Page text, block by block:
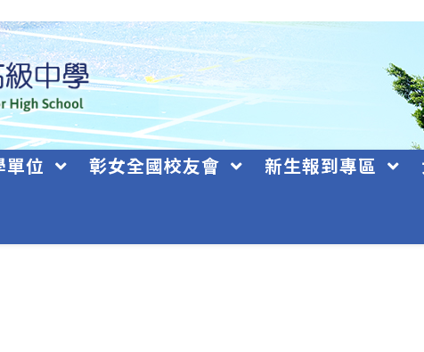
單位 彰女全國校友會 新生報到專區